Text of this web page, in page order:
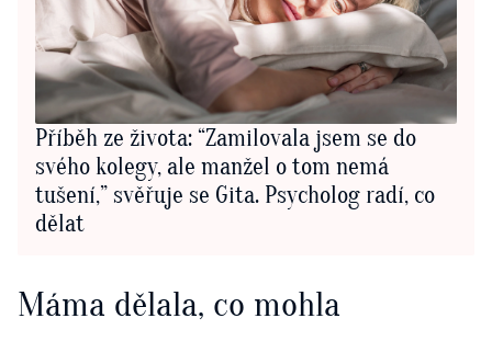
Příběh ze života: “Zamilovala jsem se do
svého kolegy, ale manžel o tom nemá
tušení,” svěřuje se Gita. Psycholog radí, co
dělat
Máma dělala, co mohla